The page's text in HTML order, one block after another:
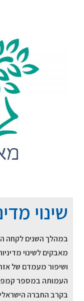
שינוי
במהלך השנים לקחה
מאבקים לשינוי
ושיפור מעמדם של
העמותה במספר
בקרב החברה